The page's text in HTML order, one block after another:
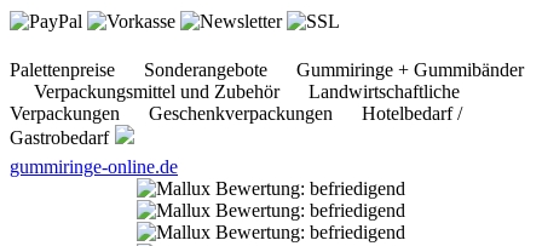
Palettenpreise Sonderangebote Gummiringe + Gummibänder
Verpackungsmittel und Zubehör Landwirtschaftliche
Gastrobedarf
gummiringe-online.de